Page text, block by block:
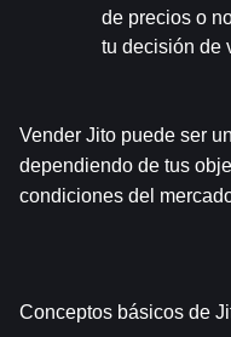
de precios o
tu decisión de
Vender Jito puede ser
dependiendo de tus
condiciones del
Conceptos básicos de